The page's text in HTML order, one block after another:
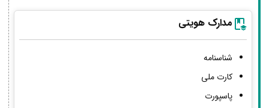
مدارک هویتی
شناسنامه
کارت ملی
پاسپورت